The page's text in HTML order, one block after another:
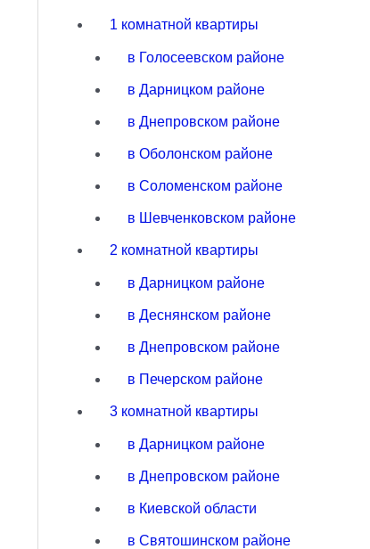
1 комнатной квартиры
в Голосеевском районе
в Дарницком районе
в Днепровском районе
в Оболонском районе
в Соломенском районе
в Шевченковском районе
2 комнатной квартиры
в Дарницком районе
в Деснянском районе
в Днепровском районе
в Печерском районе
3 комнатной квартиры
в Дарницком районе
в Днепровском районе
в Киевской области
в Святошинском районе